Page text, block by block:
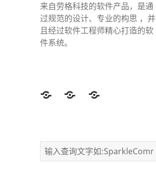
来自劳格科技的软件产品，是通
过规范的设计、专业的构思 ，并
且经过软件工程师精心打造的软
件系统。
TwitterFacebookGoogle